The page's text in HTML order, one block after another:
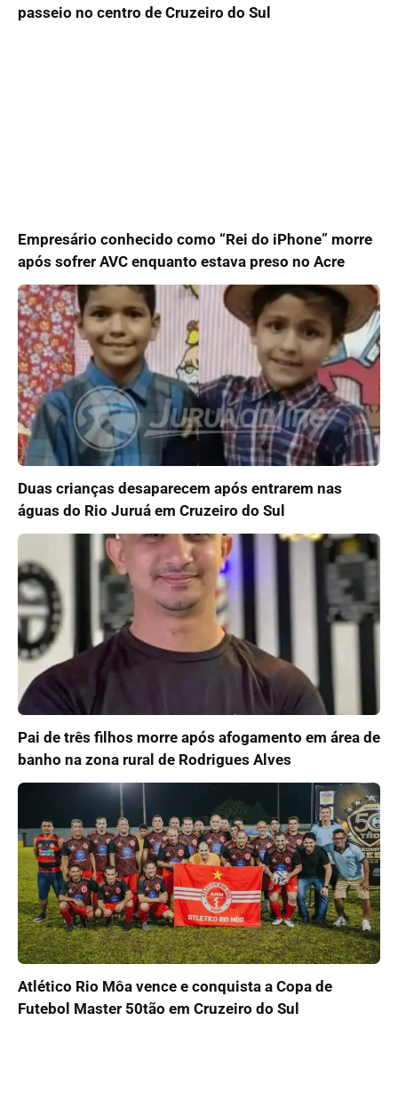
passeio no centro de Cruzeiro do Sul
Empresário conhecido como “Rei do iPhone” morre
após sofrer AVC enquanto estava preso no Acre
Duas crianças desaparecem após entrarem nas
águas do Rio Juruá em Cruzeiro do Sul
Pai de três filhos morre após afogamento em área de
banho na zona rural de Rodrigues Alves
Atlético Rio Môa vence e conquista a Copa de
Futebol Master 50tão em Cruzeiro do Sul